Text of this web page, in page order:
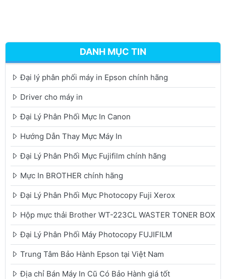
DANH MỤC TIN
Đại lý phân phối máy in Epson chính hãng
Driver cho máy in
Đại Lý Phân Phối Mực In Canon
Hướng Dẫn Thay Mực Máy In
Đại Lý Phân Phối Mực Fujifilm chính hãng
Mực In BROTHER chính hãng
Đại Lý Phân Phối Mực Photocopy Fuji Xerox
Hộp mực thải Brother WT-223CL WASTER TONER BOX
Đại Lý Phân Phối Máy Photocopy FUJIFILM
Trung Tâm Bảo Hành Epson tại Việt Nam
Địa chỉ Bán Máy In Cũ Có Bảo Hành giá tốt